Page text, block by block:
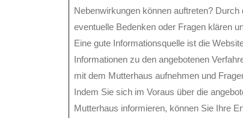
Nebenwirkungen können auftreten?
eventuelle Bedenken oder Fragen klären
Eine gute Informationsquelle ist die
Informationen zu den angebotenen
mit dem Mutterhaus aufnehmen und
Indem Sie sich im Voraus über die
Mutterhaus informieren, können Sie Ihre